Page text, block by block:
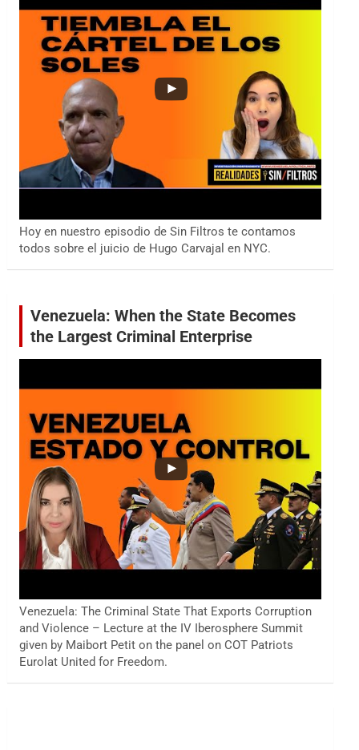
Hoy en nuestro episodio de Sin Filtros te contamos
todos sobre el juicio de Hugo Carvajal en NYC.
Venezuela: When the State Becomes
the Largest Criminal Enterprise
Venezuela: The Criminal State That Exports Corruption
and Violence – Lecture at the IV Iberosphere Summit
given by Maibort Petit on the panel on COT Patriots
Eurolat United for Freedom.